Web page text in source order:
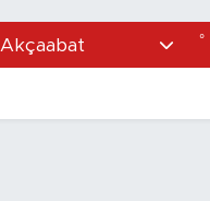
Akçaabat °